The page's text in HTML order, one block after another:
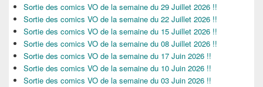
Sortie des comics VO de la semaine du 29 Juillet 2026 !!
Sortie des comics VO de la semaine du 22 Juillet 2026 !!
Sortie des comics VO de la semaine du 15 Juillet 2026 !!
Sortie des comics VO de la semaine du 08 Juillet 2026 !!
Sortie des comics VO de la semaine du 17 Juin 2026 !!
Sortie des comics VO de la semaine du 10 Juin 2026 !!
Sortie des comics VO de la semaine du 03 Juin 2026 !!